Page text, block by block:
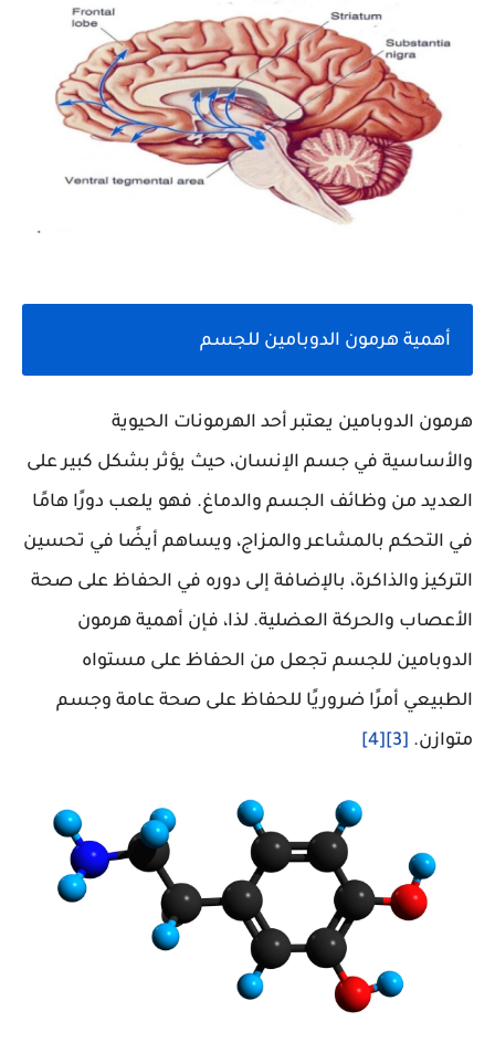
أهمية هرمون الدوبامين للجسم
هرمون الدوبامين يعتبر أحد الهرمونات الحيوية
والأساسية في جسم الإنسان، حيث يؤثر بشكل كبير على
العديد من وظائف الجسم والدماغ. فهو يلعب دورًا هامًا
في التحكم بالمشاعر والمزاج، ويساهم أيضًا في تحسين
التركيز والذاكرة، بالإضافة إلى دوره في الحفاظ على صحة
الأعصاب والحركة العضلية. لذا، فإن أهمية هرمون
الدوبامين للجسم تجعل من الحفاظ على مستواه
الطبيعي أمرًا ضروريًا للحفاظ على صحة عامة وجسم
متوازن. [3]
[4]